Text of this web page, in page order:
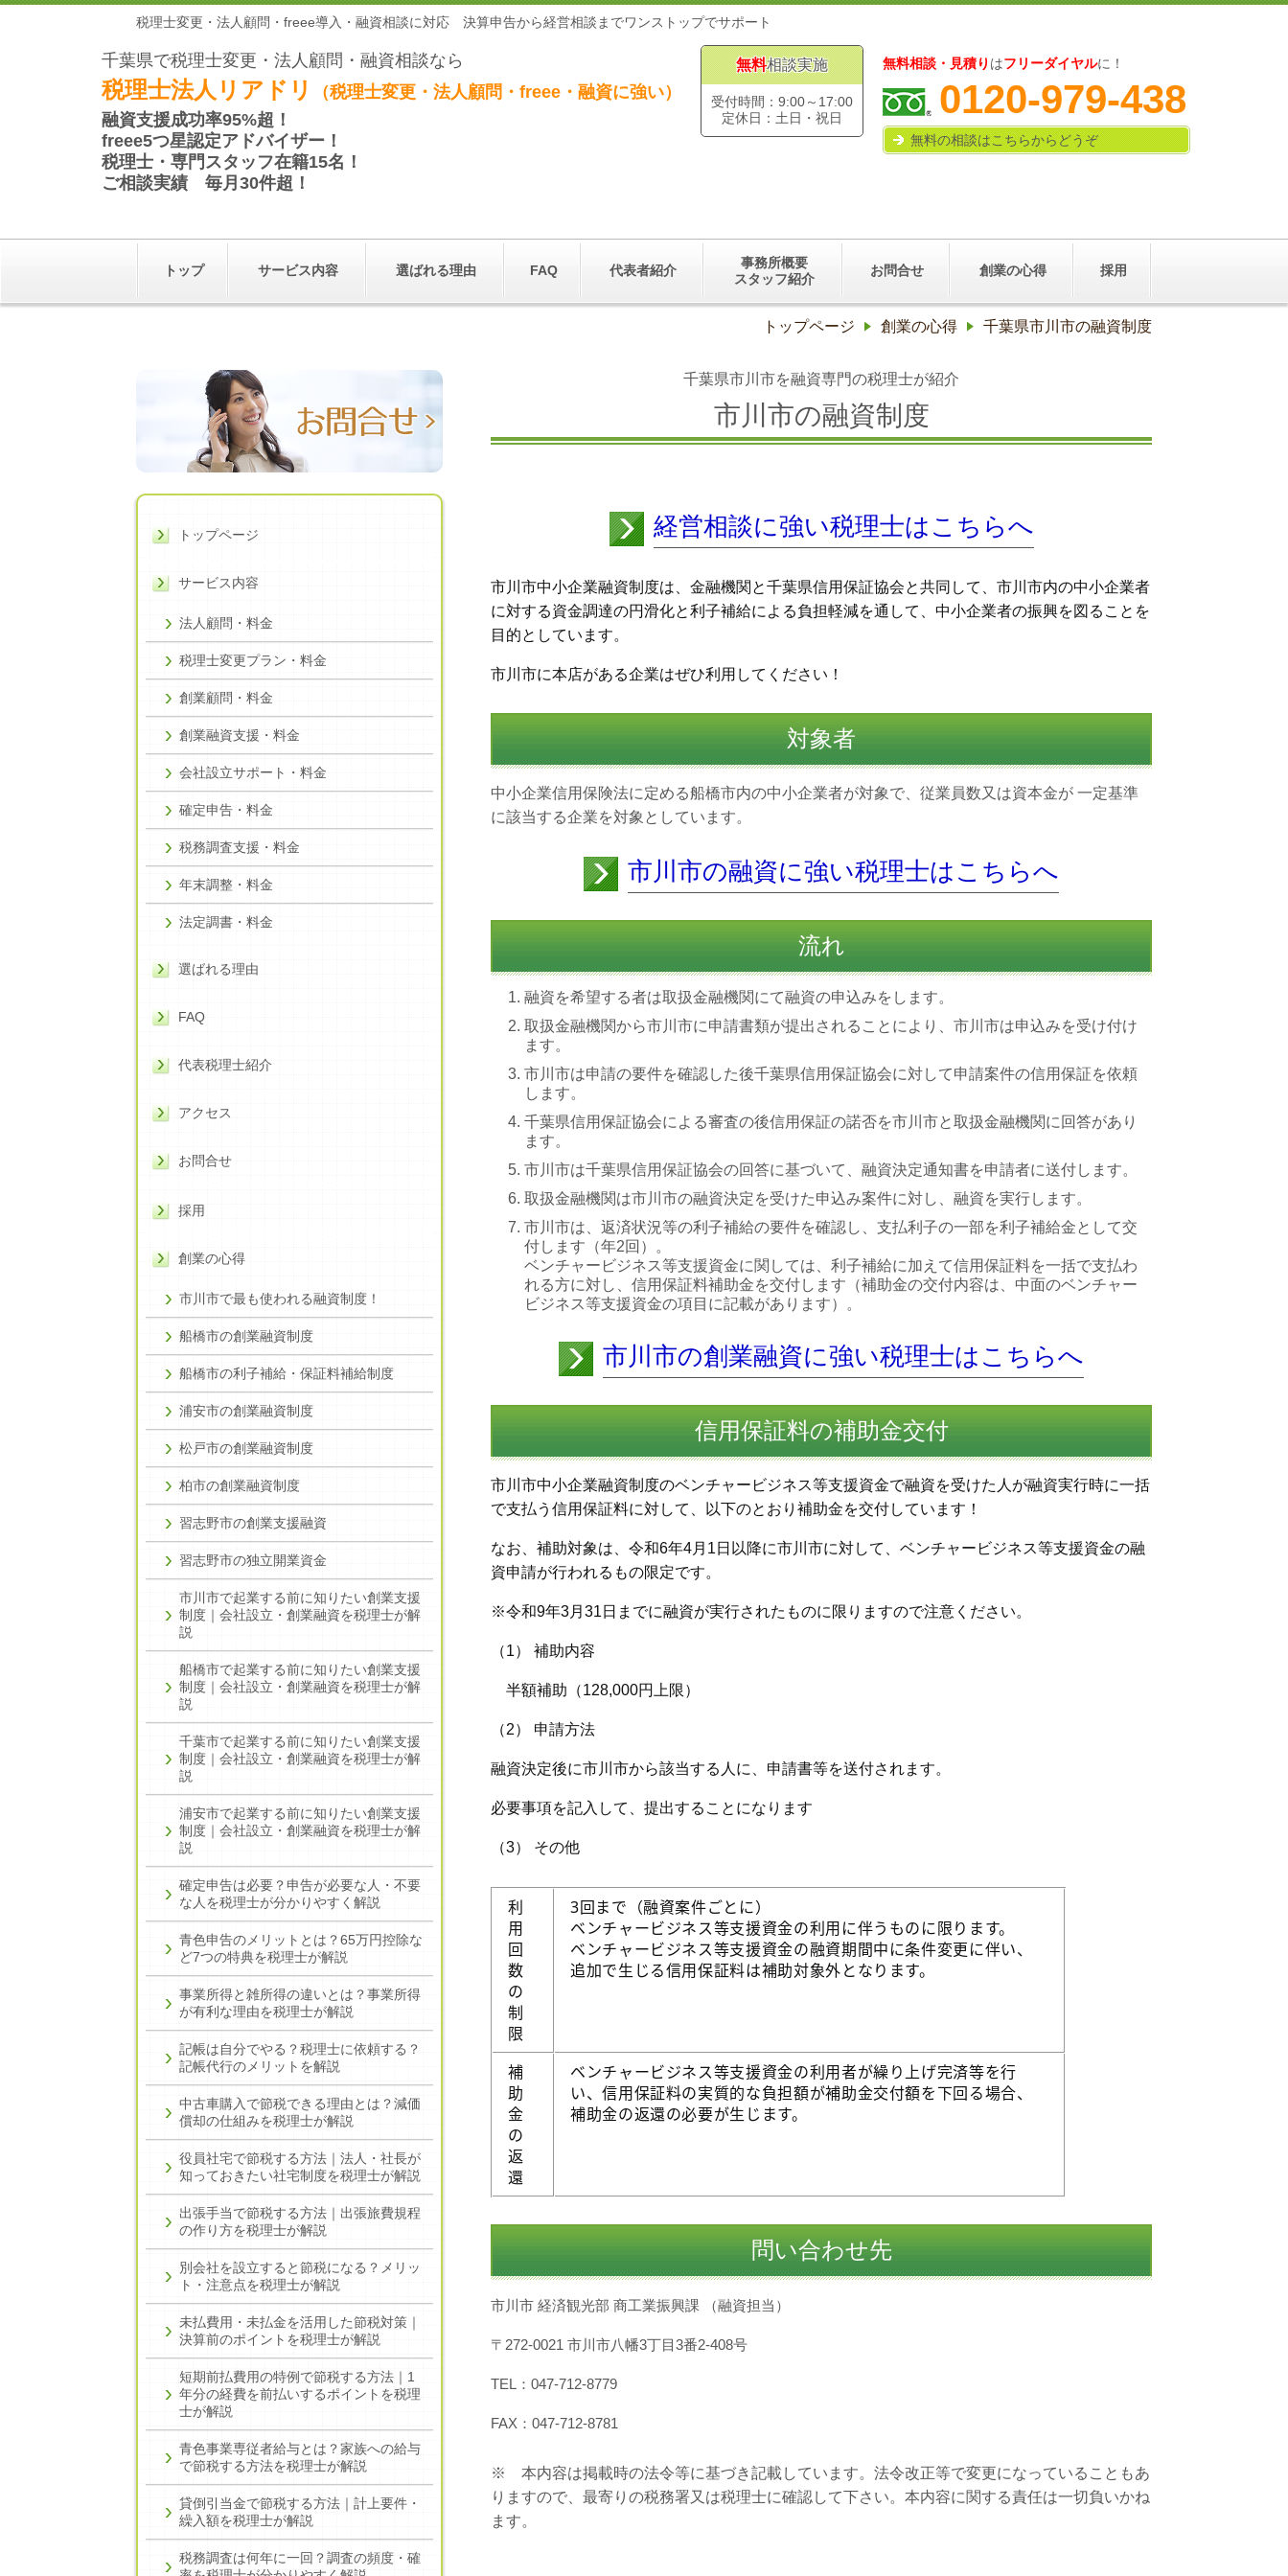
税理士変更・法人顧問・freee導入・融資相談に対応 決算申告から経営相談までワンストップでサポート
千葉県で税理士変更・法人顧問・融資相談なら
税理士法人リアドリ
（税理士変更・法人顧問・freee・融資に強い）
融資支援成功率95%超！
freee5つ星認定アドバイザー ！
税理士・専門スタッフ在籍15名！
ご相談実績 毎月30件超！
無料相談実施
受付時間：9:00～17:00
定休日：土日・祝日
無料相談・見積り はフリーダイヤルに！
0120-979-438
無料の相談はこちらからどうぞ
トップ サービス内容 選ばれる理由 FAQ 代表者紹介
事務所概要
スタッフ紹介
お問合せ 創業の心得 採用
トップページ 創業の心得 千葉県市川市の融資制度
千葉県市川市を融資専門の税理士が紹介
市川市の融資制度
経営相談に強い税理士はこちらへ
市川市中小企業融資制度は、金融機関と千葉県信用保証協会と共同して、市川市内の中小企業者
に対する資金調達の円滑化と利子補給による負担軽減を通して、中小企業者の振興を図ることを
目的としています。
市川市に本店がある企業はぜひ利用してください！
対象者
中小企業信用保険法に定める船橋市内の中小企業者が対象で、従業員数又は資本金が 一定基準
に該当する企業を対象としています。
市川市の融資に強い税理士はこちらへ
流れ
融資を希望する者は取扱金融機関にて融資の申込みをします。
取扱金融機関から市川市に申請書類が提出されることにより、市川市は申込みを受け付け
ます。
市川市は申請の要件を確認した後千葉県信用保証協会に対して申請案件の信用保証を依頼
します。
千葉県信用保証協会による審査の後信用保証の諾否を市川市と取扱金融機関に回答があり
ます。
市川市は千葉県信用保証協会の回答に基づいて、融資決定通知書を申請者に送付します。
取扱金融機関は市川市の融資決定を受けた申込み案件に対し、融資を実行します。
市川市は、返済状況等の利子補給の要件を確認し、支払利子の一部を利子補給金として交
付します（年2回）。
ベンチャービジネス等支援資金に関しては、利子補給に加えて信用保証料を一括で支払わ
れる方に対し、信用保証料補助金を交付します（補助金の交付内容は、中面のベンチャー
ビジネス等支援資金の項目に記載があります）。
市川市の創業融資に強い税理士はこちらへ
信用保証料の補助金交付
市川市中小企業融資制度のベンチャービジネス等支援資金で融資を受けた人が融資実行時に一括
で支払う信用保証料に対して、以下のとおり補助金を交付しています！
なお、補助対象は、令和6年4月1日以降に市川市に対して、ベンチャービジネス等支援資金の融
資申請が行われるもの限定です。
※令和9年3月31日までに融資が実行されたものに限りますので注意ください。
（1） 補助内容
半額補助（128,000円上限）
（2） 申請方法
融資決定後に市川市から該当する人に、申請書等を送付されます。
必要事項を記入して、提出することになります
（3） その他
利
用
回
数
の
制
限
3回まで（融資案件ごとに）
ベンチャービジネス等支援資金の利用に伴うものに限ります。
ベンチャービジネス等支援資金の融資期間中に条件変更に伴い、
追加で生じる信用保証料は補助対象外となります。
補
助
金
の
返
還
ベンチャービジネス等支援資金の利用者が繰り上げ完済等を行
い、信用保証料の実質的な負担額が補助金交付額を下回る場合、
補助金の返還の必要が生じます。
問い合わせ先
市川市 経済観光部 商工業振興課 （融資担当）
〒272-0021 市川市八幡3丁目3番2-408号
TEL：047-712-8779
FAX：047-712-8781
※ 本内容は掲載時の法令等に基づき記載しています。法令改正等で変更になっていることもあ
りますので、最寄りの税務署又は税理士に確認して下さい。本内容に関する責任は一切負いかね
ます。
トップページ
サービス内容
法人顧問・料金
税理士変更プラン・料金
創業顧問・料金
創業融資支援・料金
会社設立サポート・料金
確定申告・料金
税務調査支援・料金
年末調整・料金
法定調書・料金
選ばれる理由
FAQ
代表税理士紹介
アクセス
お問合せ
採用
創業の心得
市川市で最も使われる融資制度！
船橋市の創業融資制度
船橋市の利子補給・保証料補給制度
浦安市の創業融資制度
松戸市の創業融資制度
柏市の創業融資制度
習志野市の創業支援融資
習志野市の独立開業資金
市川市で起業する前に知りたい創業支援
制度｜会社設立・創業融資を税理士が解
説
船橋市で起業する前に知りたい創業支援
制度｜会社設立・創業融資を税理士が解
説
千葉市で起業する前に知りたい創業支援
制度｜会社設立・創業融資を税理士が解
説
浦安市で起業する前に知りたい創業支援
制度｜会社設立・創業融資を税理士が解
説
確定申告は必要？申告が必要な人・不要
な人を税理士が分かりやすく解説
青色申告のメリットとは？65万円控除な
ど7つの特典を税理士が解説
事業所得と雑所得の違いとは？事業所得
が有利な理由を税理士が解説
記帳は自分でやる？税理士に依頼する？
記帳代行のメリットを解説
中古車購入で節税できる理由とは？減価
償却の仕組みを税理士が解説
役員社宅で節税する方法｜法人・社長が
知っておきたい社宅制度を税理士が解説
出張手当で節税する方法｜出張旅費規程
の作り方を税理士が解説
別会社を設立すると節税になる？メリッ
ト・注意点を税理士が解説
未払費用・未払金を活用した節税対策｜
決算前のポイントを税理士が解説
短期前払費用の特例で節税する方法｜1
年分の経費を前払いするポイントを税理
士が解説
青色事業専従者給与とは？家族への給与
で節税する方法を税理士が解説
貸倒引当金で節税する方法｜計上要件・
繰入額を税理士が解説
税務調査は何年に一回？調査の頻度・確